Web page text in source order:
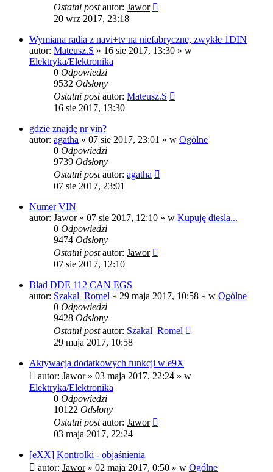
Ostatni postautor: Jawor
20 wrz 2017, 23:18
Wymiana radia z navi+tv na niefabryczne, zwykłe 1DIN
autor: Mateusz.S » 16 sie 2017, 13:30 » w
Elektryka/Elektronika
0 Odpowiedzi
9532 Odsłony
Ostatni postautor: Mateusz.S
16 sie 2017, 13:30
gdzie znajdę nr vin?
autor: agatha » 07 sie 2017, 23:01 » w Ogólne
0 Odpowiedzi
9739 Odsłony
Ostatni postautor: agatha
07 sie 2017, 23:01
Numer VIN
autor: Jawor» 07 sie 2017, 12:10 » w Kupuję diesla...
0 Odpowiedzi
9474 Odsłony
Ostatni postautor: Jawor
07 sie 2017, 12:10
Bład DDE 112 CAN EGS
autor: Szakal_Romel » 29 maja 2017, 10:58 » w Ogólne
0 Odpowiedzi
9428 Odsłony
Ostatni postautor: Szakal_Romel
29 maja 2017, 10:58
Aktywacja dodatkowych funkcji w e9X
autor: Jawor» 03 maja 2017, 22:24 » w
Elektryka/Elektronika
0 Odpowiedzi
10122 Odsłony
Ostatni postautor: Jawor
03 maja 2017, 22:24
[eXX] Kontrolki - objaśnienia
autor: Jawor» 02 maja 2017, 0:50 » w Ogólne